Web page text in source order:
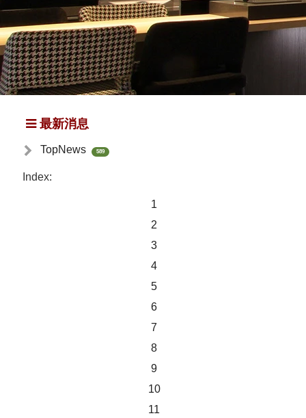
最新消息
TopNews 589
Index:
1
2
3
4
5
6
7
8
9
10
11